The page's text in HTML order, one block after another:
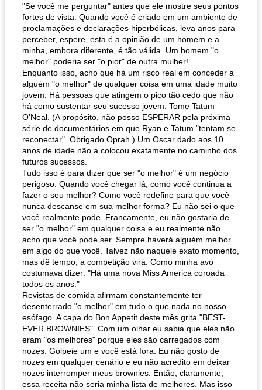
"Se você me perguntar" antes que ele mostre seus pontos
fortes de vista. Quando você é criado em um ambiente de
proclamações e declarações hiperbólicas, leva anos para
perceber, espere, esta é a opinião de um homem e a
minha, embora diferente, é tão válida. Um homem "o
melhor" poderia ser "o pior" de outra mulher!
Enquanto isso, acho que há um risco real em conceder a
alguém "o melhor" de qualquer coisa em uma idade muito
jovem. Há pessoas que atingem o pico tão cedo que não
há como sustentar seu sucesso jovem. Tome Tatum
O'Neal. (A propósito, não posso ESPERAR pela próxima
série de documentários em que Ryan e Tatum "tentam se
reconectar". Obrigado Oprah.) Um Oscar dado aos 10
anos de idade não a colocou exatamente no caminho dos
futuros sucessos.
Tudo isso é para dizer que ser "o melhor" é um negócio
perigoso. Quando você chegar lá, como você continua a
fazer o seu melhor? Como você redefine para que você
nunca descanse em sua melhor forma? Eu não sei o que
você realmente pode. Francamente, eu não gostaria de
ser "o melhor" em qualquer coisa e eu realmente não
acho que você pode ser. Sempre haverá alguém melhor
em algo do que você. Talvez não naquele exato momento,
mas dê tempo, a competição virá. Como minha avó
costumava dizer: "Há uma nova Miss America coroada
todos os anos."
Revistas de comida afirmam constantemente ter
desenterrado "o melhor" em tudo o que nada no nosso
esófago. A capa do Bon Appetit deste mês grita "BEST-
EVER BROWNIES". Com um olhar eu sabia que eles não
eram "os melhores" porque eles são carregados com
nozes. Golpeie um e você está fora. Eu não gosto de
nozes em qualquer cenário e eu não acredito em deixar
nozes interromper meus brownies. Então, claramente,
essa receita não seria minha lista de melhores. Mas isso